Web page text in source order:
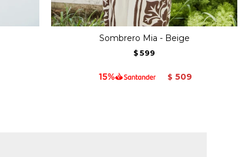
Sombrero Mia - Beige
$ 599
$ 509